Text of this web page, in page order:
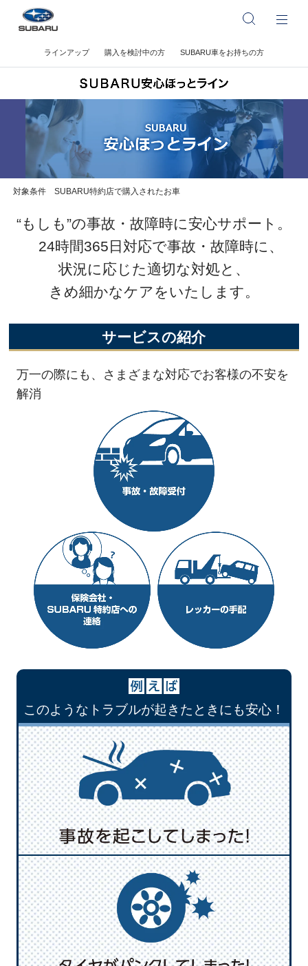
ラインアップ 購入を検討中の方 SUBARU車をお持ちの方
対象条件 SUBARU特約店で購入されたお車
“もしも”の事故・故障時に安心サポート。
24時間365日対応で事故・故障時に、
状況に応じた適切な対処と、
きめ細かなケアをいたします。
サービスの紹介
万一の際にも、さまざまな対応でお客様の不安を
解消
このようなトラブルが起きたときにも安心！